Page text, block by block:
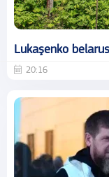
Lukaşenko
20:16